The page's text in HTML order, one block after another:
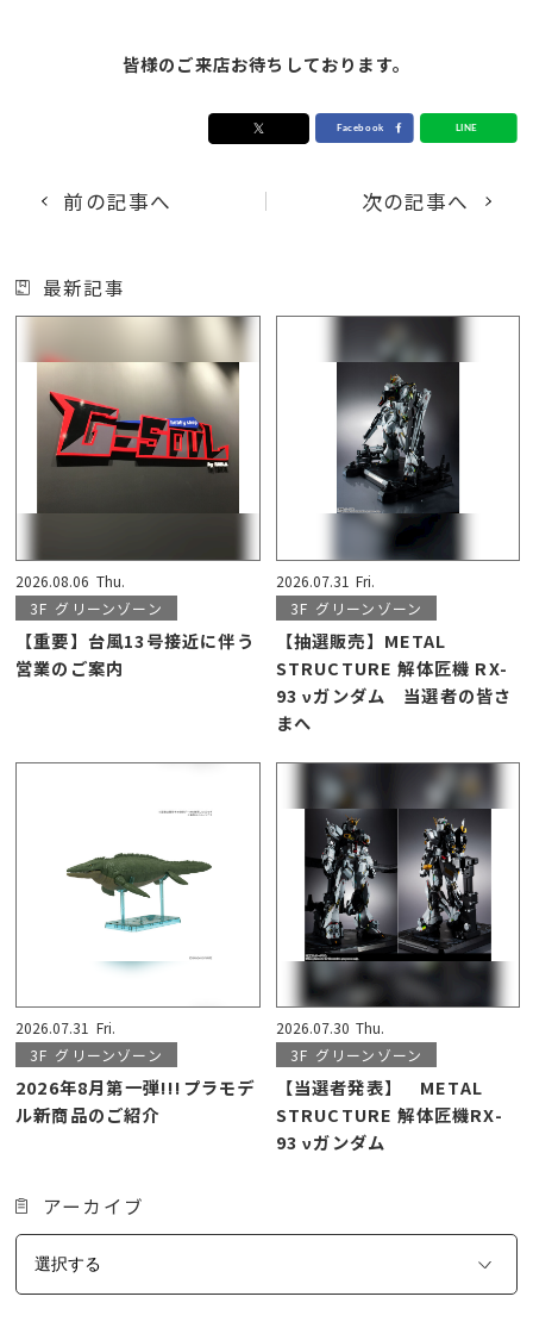
皆様のご来店お待ちしております。
前の記事へ 次の記事へ
最新記事
2026.08.06 Thu.
3F グリーンゾーン
【重要】台風13号接近に伴う
営業のご案内
2026.07.31 Fri.
3F グリーンゾーン
【抽選販売】METAL
STRUCTURE 解体匠機 RX-
93 νガンダム 当選者の皆さ
まへ
2026.07.31 Fri.
3F グリーンゾーン
2026年8月第一弾!!!プラモデ
ル新商品のご紹介
2026.07.30 Thu.
3F グリーンゾーン
【当選者発表】 METAL
STRUCTURE 解体匠機RX-
93 νガンダム
アーカイブ